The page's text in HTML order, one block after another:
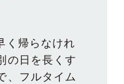
く帰らなけれ
の日を長くす
、フルタイム